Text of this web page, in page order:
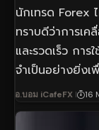
นักเทรด Forex
ทราบดีว่าการเ
และรวดเร็ว การ
จำเป็นอย่างยิ่งเ
อ.บอม iCafeFX 16